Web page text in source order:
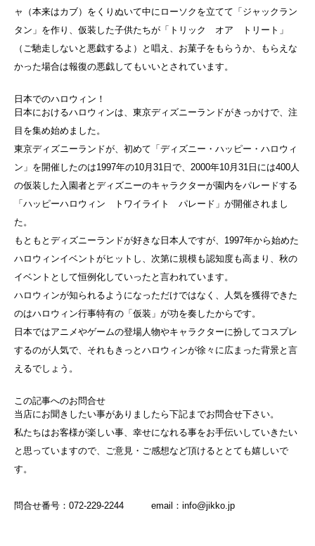
ャ（本来はカブ）をくりぬいて中にローソクを立てて「ジャックラン
タン」を作り、仮装した子供たちが「トリック オア トリート」
（ご馳走しないと悪戯するよ）と唱え、お菓子をもらうか、もらえな
かった場合は報復の悪戯してもいいとされています。
日本でのハロウィン！
日本におけるハロウィンは、東京ディズニーランドがきっかけで、注
目を集め始めました。
東京ディズニーランドが、初めて「ディズニー・ハッピー・ハロウィ
ン」を開催したのは1997年の10月31日で、2000年10月31日には400人
の仮装した入園者とディズニーのキャラクターが園内をパレードする
「ハッピーハロウィン トワイライト パレード」が開催されまし
た。
もともとディズニーランドが好きな日本人ですが、1997年から始めた
ハロウィンイベントがヒットし、次第に規模も認知度も高まり、秋の
イベントとして恒例化していったと言われています。
ハロウィンが知られるようになっただけではなく、人気を獲得できた
のはハロウィン行事特有の「仮装」が功を奏したからです。
日本ではアニメやゲームの登場人物やキャラクターに扮してコスプレ
するのが人気で、それもきっとハロウィンが徐々に広まった背景と言
えるでしょう。
この記事へのお問合せ
当店にお聞きしたい事がありましたら下記までお問合せ下さい。
私たちはお客様が楽しい事、幸せになれる事をお手伝いしていきたい
と思っていますので、ご意見・ご感想など頂けるととても嬉しいで
す。
問合せ番号：072-229-2244 email：info@jikko.jp